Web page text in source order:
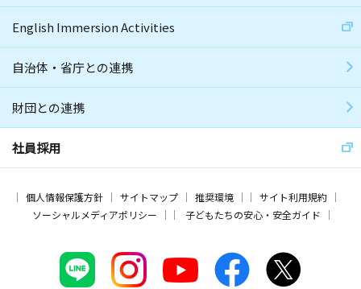
English Immersion Activities
自治体・省庁との連携
財団との連携
社員採用
個人情報保護方針 サイトマップ 推奨環境
サイト利用規約
ソーシャルメディアポリシー
子どもたちの安心・安全ガイド